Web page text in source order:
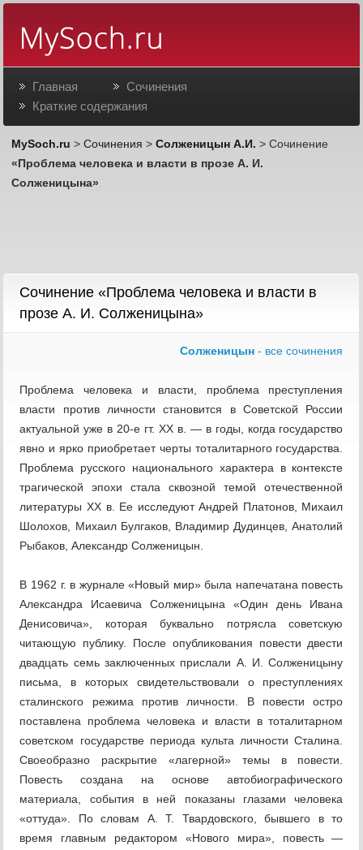
Главная
Сочинения
Краткие содержания
MySoch.ru >Сочинения >Солженицын А.И. > Сочинение
«Проблема человека и власти в прозе А. И.
Солженицына»
Сочинение «Проблема человека и власти в
прозе А. И. Солженицына»
Солженицын - все сочинения
Проблема человека и власти, проблема преступления
власти против личности становится в Советской России
актуальной уже в 20-е гт. XX в. — в годы, когда государство
явно и ярко приобретает черты тоталитарного государства.
Проблема русского национального характера в контексте
тра­гической эпохи стала сквозной темой отечественной
литературы XX в. Ее исследуют Андрей Платонов, Михаил
Шолохов, Михаил Булгаков, Вла­димир Дудинцев, Анатолий
Рыбаков, Александр Солженицын.
В 1962 г. в журнале «Новый мир» была напечатана повесть
Алексан­дра Исаевича Солженицына «Один день Ивана
Денисовича», которая бук­вально потрясла советскую
читающую публику. После опубликования повес­ти двести
двадцать семь заключенных прислали А. И. Солженицыну
письма, в которых свидетельствовали о преступлениях
сталинского режима против личности. В повести остро
поставлена проблема человека и власти в тота­литарном
советском государстве периода культа личности Сталина.
Свое­образно раскрытие «лагерной» темы в повести.
Повесть создана на основе автобиографического
материала, события в ней показаны глазами человека
«оттуда». По словам А. Т. Твардовского, бывшего в то
время главным ре­дактором «Нового мира», повесть —